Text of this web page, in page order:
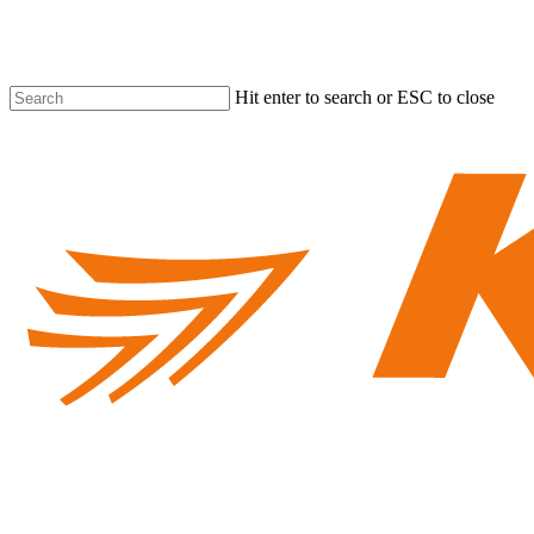
content
Hit enter to search or ESC to close